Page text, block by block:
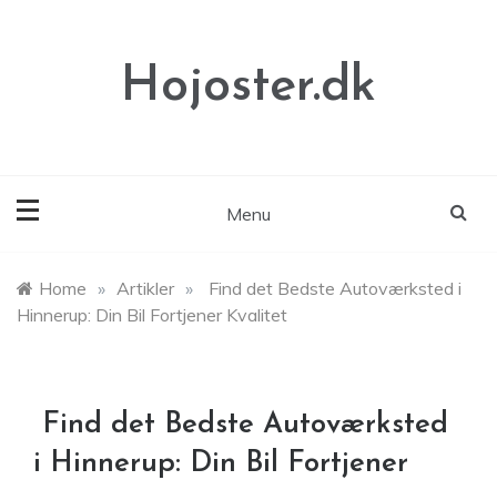
Hojoster.dk
Menu
Home » Artikler »
Find det Bedste Autoværksted i
Hinnerup: Din Bil Fortjener Kvalitet
Find det Bedste Autoværksted
i Hinnerup: Din Bil Fortjener